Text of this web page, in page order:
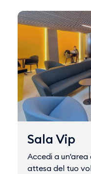
Sala Vip
Accedi a
attesa del tuo